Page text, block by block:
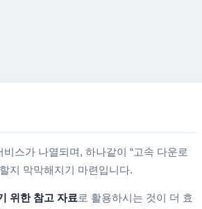
스가 나열되며, 하나같이 “고속 다운로
지 막막해지기 마련입니다.
위한 참고 자료 로 활용하시는 것이 더 효